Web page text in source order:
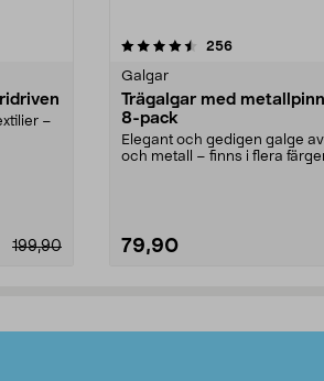
–
199,90
256recensioner
Galgar
Trägalgar med
8-pack
Elegant och gedigen galge
och metall – finns i flera
79,90
4.0av 5 stjärnor